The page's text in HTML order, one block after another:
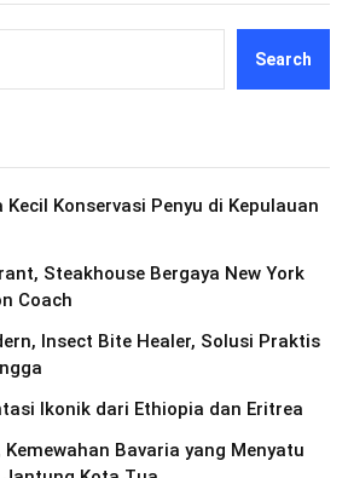
Search
Konservasi Penyu di Kepulauan
Steakhouse Bergaya New York
Coach
Insect Bite Healer, Solusi Praktis
Ikonik dari Ethiopia dan Eritrea
Kemewahan Bavaria yang Menyatu